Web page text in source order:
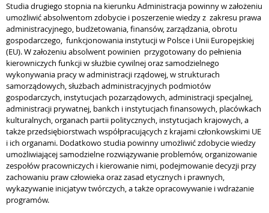
Studia drugiego stopnia na kierunku Administracja powinny w założeniu
umożliwić absolwentom zdobycie i poszerzenie wiedzy z zakresu prawa
administracyjnego, budżetowania, finansów, zarządzania, obrotu
gospodarczego, funkcjonowania instytucji w Polsce i Unii Europejskiej
(EU). W założeniu absolwent powinien przygotowany do pełnienia
kierowniczych funkcji w służbie cywilnej oraz samodzielnego
wykonywania pracy w administracji rządowej, w strukturach
samorządowych, służbach administracyjnych podmiotów
gospodarczych, instytucjach pozarządowych, administracji specjalnej,
administracji prywatnej, bankch i instytucjach finansowych, placówkach
kulturalnych, organach partii politycznych, instytucjach krajowych, a
także przedsiębiorstwach współpracujących z krajami członkowskimi UE
i ich organami. Dodatkowo studia powinny umożliwić zdobycie wiedzy
umożliwiającej samodzielne rozwiązywanie problemów, organizowanie
zespołów pracowniczych i kierowanie nimi, podejmowanie decyzji przy
zachowaniu praw człowieka oraz zasad etycznych i prawnych,
wykazywanie inicjatyw twórczych, a także opracowywanie i wdrażanie
programów.